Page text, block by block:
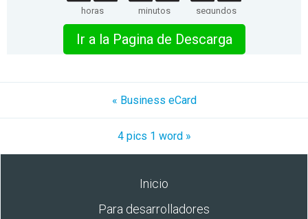
horas minutos segundos
Ir a la Pagina de Descarga
« Business eCard
4 pics 1 word »
Inicio
Para desarrolladores